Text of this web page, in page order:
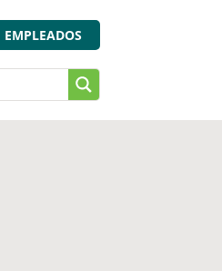
EMPLEADOS